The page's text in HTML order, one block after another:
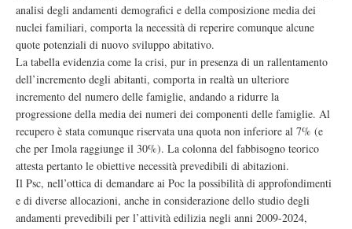
analisi degli andamenti demografici e della composizione media dei
nuclei familiari, comporta la necessità di reperire comunque alcune
quote potenziali di nuovo sviluppo abitativo.
La tabella evidenzia come la crisi, pur in presenza di un rallentamento
dell’incremento degli abitanti, comporta in realtà un ulteriore
incremento del numero delle famiglie, andando a ridurre la
progressione della media dei numeri dei componenti delle famiglie. Al
recupero è stata comunque riservata una quota non inferiore al 7% (e
che per Imola raggiunge il 30%). La colonna del fabbisogno teorico
attesta pertanto le obiettive necessità prevedibili di abitazioni.
Il Psc, nell’ottica di demandare ai Poc la possibilità di approfondimenti
e di diverse allocazioni, anche in considerazione dello studio degli
andamenti prevedibili per l’attività edilizia negli anni 2009-2024,